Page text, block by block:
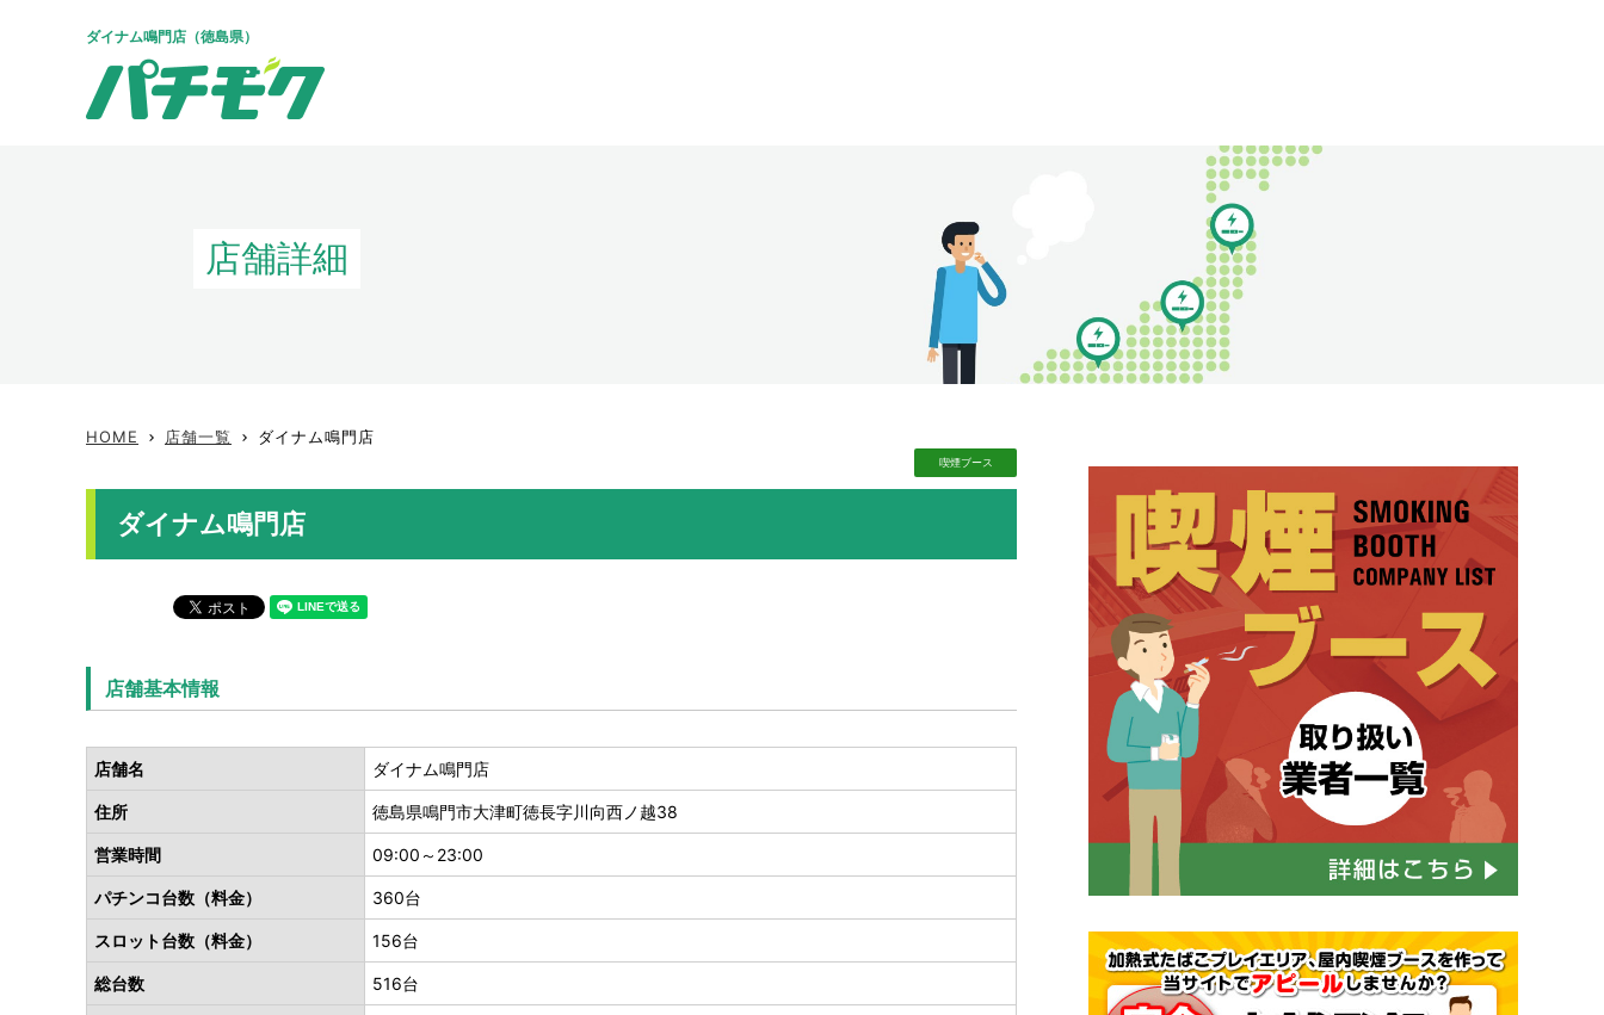
ダイナム鳴門店（徳島県）
店舗詳細
HOME keyboard_arrow_right 店舗一覧 keyboard_arrow_right ダイナム鳴門店
喫煙ブース
ダイナム鳴門店
店舗基本情報
店舗名 ダイナム鳴門店
住所 徳島県鳴門市大津町徳長字川向西ノ越38
営業時間 09:00～23:00
パチンコ台数（料金） 360台
スロット台数（料金） 156台
総台数 516台